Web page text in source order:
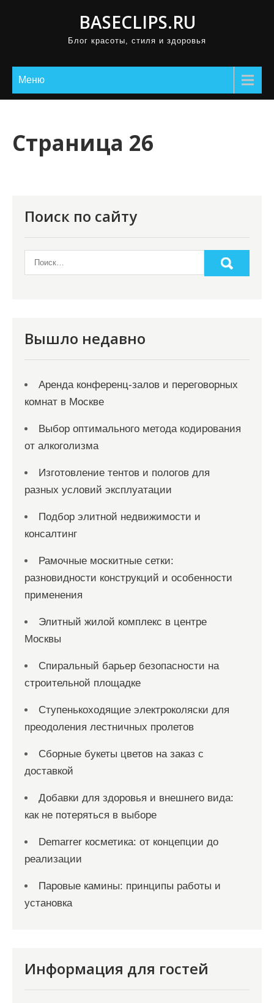
BASECLIPS.RU
Блог красоты, стиля и здоровья
Меню
Страница 26
Поиск по сайту
Вышло недавно
Аренда конференц-залов и переговорных
комнат в Москве
Выбор оптимального метода кодирования
от алкоголизма
Изготовление тентов и пологов для
разных условий эксплуатации
Подбор элитной недвижимости и
консалтинг
Рамочные москитные сетки:
разновидности конструкций и особенности
применения
Элитный жилой комплекс в центре
Москвы
Спиральный барьер безопасности на
строительной площадке
Ступенькоходящие электроколяски для
преодоления лестничных пролетов
Сборные букеты цветов на заказ с
доставкой
Добавки для здоровья и внешнего вида:
как не потеряться в выборе
Demarrer косметика: от концепции до
реализации
Паровые камины: принципы работы и
установка
Информация для гостей